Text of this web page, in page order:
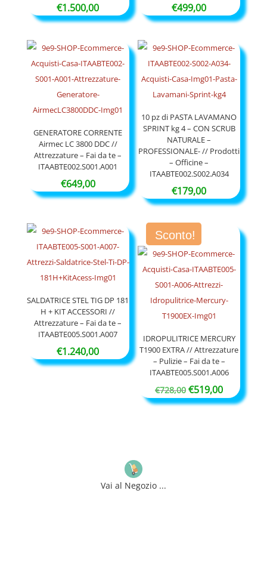
€1.500,00 €499,00
GENERATORE CORRENTE
Airmec LC 3800 DDC //
Attrezzature – Fai da te –
ITAABTE002.S001.A001
€649,00
10 pz di PASTA LAVAMANO
SPRINT kg 4 – CON SCRUB
NATURALE –
PROFESSIONALE- // Prodotti
– Officine –
ITAABTE002.S002.A034
€179,00
SALDATRICE STEL TIG DP 181
H + KIT ACCESSORI //
Attrezzature – Fai da te –
ITAABTE005.S001.A007
€1.240,00
Sconto!
IDROPULITRICE MERCURY
T1900 EXTRA // Attrezzature
– Pulizie – Fai da te –
ITAABTE005.S001.A006
€728,00 Il
prezzo
€519,00Il
prezzo
Vai al Negozio ...